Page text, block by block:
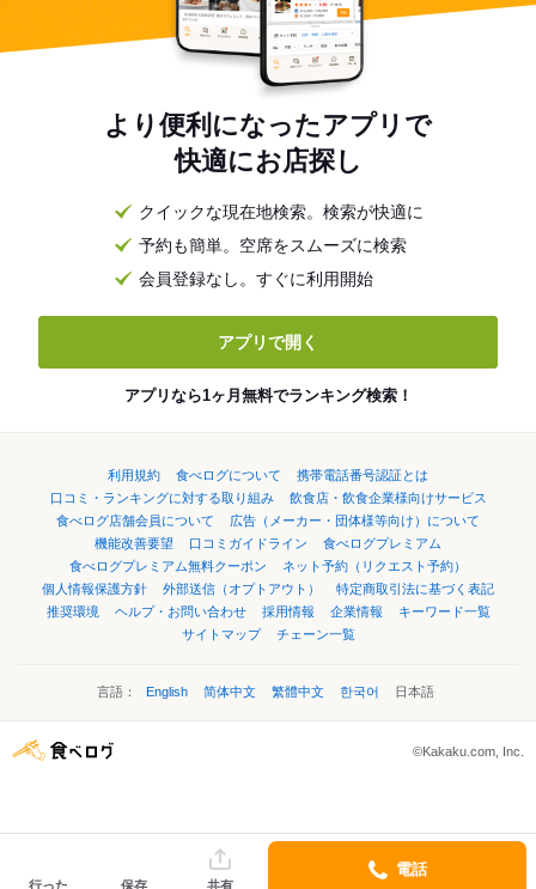
より便利になったアプリで
快適にお店探し
クイックな現在地検索。検索が快適に
予約も簡単。空席をスムーズに検索
会員登録なし。すぐに利用開始
アプリで開く
アプリなら1ヶ月無料でランキング検索！
利用規約 食べログについて
携帯電話番号認証とは
口コミ・ランキングに対する取り組み
飲食店・飲食企業様向けサービス
食べログ店舗会員について
広告（メーカー・団体様等向け）について
機能改善要望
口コミガイドライン
食べログプレミアム
食べログプレミアム無料クーポン
ネット予約（リクエスト予約）
個人情報保護方針
外部送信（オプトアウト）
特定商取引法に基づく表記
推奨環境
ヘルプ・お問い合わせ 採用情報 企業情報
キーワード一覧
サイトマップ
チェーン一覧
言語： English 简体中文 繁體中文 한국어 日本語
©Kakaku.com, Inc.
行った 保存 共有
電話